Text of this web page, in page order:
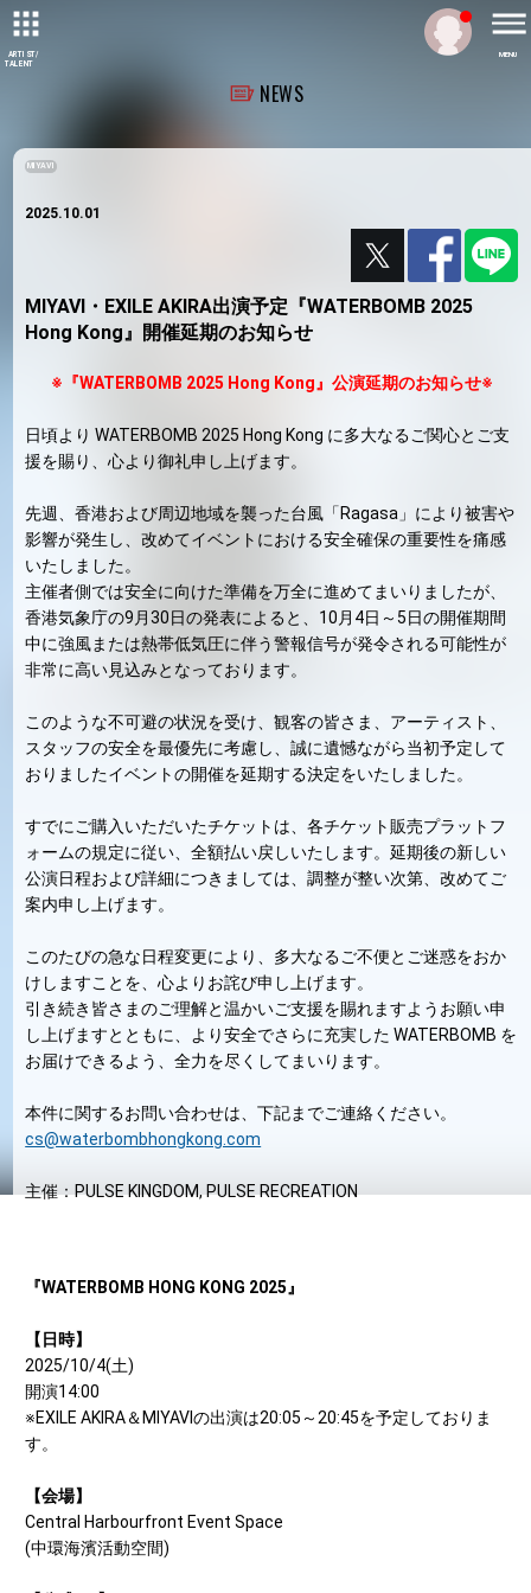
ARTIST/
TALENT
MENU
NEWS
MIYAVI
2025.10.01
MIYAVI・EXILE AKIRA出演予定『WATERBOMB 2025
Hong Kong』開催延期のお知らせ
※『WATERBOMB 2025 Hong Kong』公演延期のお知らせ※
日頃より WATERBOMB 2025 Hong Kong に多大なるご関心とご支
援を賜り、心より御礼申し上げます。
先週、香港および周辺地域を襲った台風「Ragasa」により被害や
影響が発生し、改めてイベントにおける安全確保の重要性を痛感
いたしました。
主催者側では安全に向けた準備を万全に進めてまいりましたが、
香港気象庁の9月30日の発表によると、10月4日～5日の開催期間
中に強風または熱帯低気圧に伴う警報信号が発令される可能性が
非常に高い見込みとなっております。
このような不可避の状況を受け、観客の皆さま、アーティスト、
スタッフの安全を最優先に考慮し、誠に遺憾ながら当初予定して
おりましたイベントの開催を延期する決定をいたしました。
すでにご購入いただいたチケットは、各チケット販売プラットフ
ォームの規定に従い、全額払い戻しいたします。延期後の新しい
公演日程および詳細につきましては、調整が整い次第、改めてご
案内申し上げます。
このたびの急な日程変更により、多大なるご不便とご迷惑をおか
けしますことを、心よりお詫び申し上げます。
引き続き皆さまのご理解と温かいご支援を賜れますようお願い申
し上げますとともに、より安全でさらに充実した WATERBOMB を
お届けできるよう、全力を尽くしてまいります。
本件に関するお問い合わせは、下記までご連絡ください。
cs@waterbombhongkong.com
主催：PULSE KINGDOM, PULSE RECREATION
『WATERBOMB HONG KONG 2025』
【日時】
2025/10/4(土)
開演14:00
※EXILE AKIRA＆MIYAVIの出演は20:05～20:45を予定しておりま
す。
【会場】
Central Harbourfront Event Space
(中環海濱活動空間)